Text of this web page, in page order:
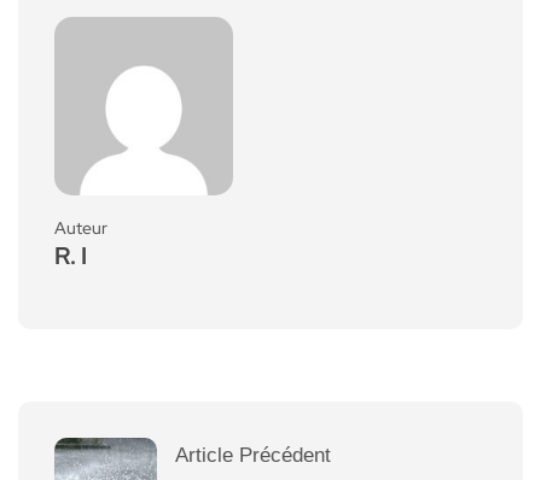
Auteur
R. I
Article Précédent